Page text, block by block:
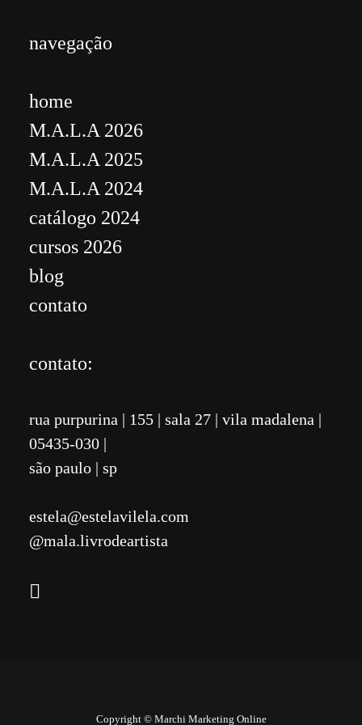
navegação
home
M.A.L.A 2026
M.A.L.A 2025
M.A.L.A 2024
catálogo 2024
cursos 2026
blog
contato
contato:
rua purpurina | 155 | sala 27 | vila madalena |
05435-030 |
são paulo | sp
estela@estelavilela.com
@mala.livrodeartista
Copyright © Marchi Marketing Online